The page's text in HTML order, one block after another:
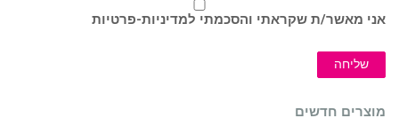
אני מאשר/ת שקראתי והסכמתי למדיניות-פרטיות
שליחה
מוצרים חדשים